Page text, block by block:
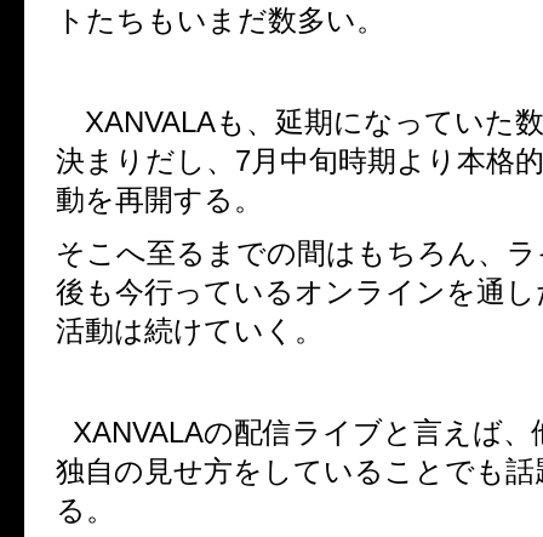
トたちもいまだ数多い。
XANVALAも、延期になっていた
決まりだし、 7月中旬時期より本格
動を再開する。
そこへ至るまでの間はもちろん、
後も今行っているオンラインを通
活動は続けていく。
XANVALAの配信ライブと言えば、
独自の見せ方をしていることでも
る。